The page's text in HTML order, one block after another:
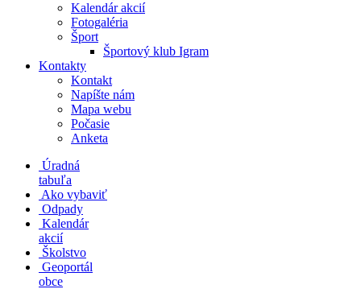
Kalendár akcií
Fotogaléria
Šport
Športový klub Igram
Kontakty
Kontakt
Napíšte nám
Mapa webu
Počasie
Anketa
Úradná
tabuľa
Ako vybaviť
Odpady
Kalendár
akcií
Školstvo
Geoportál
obce